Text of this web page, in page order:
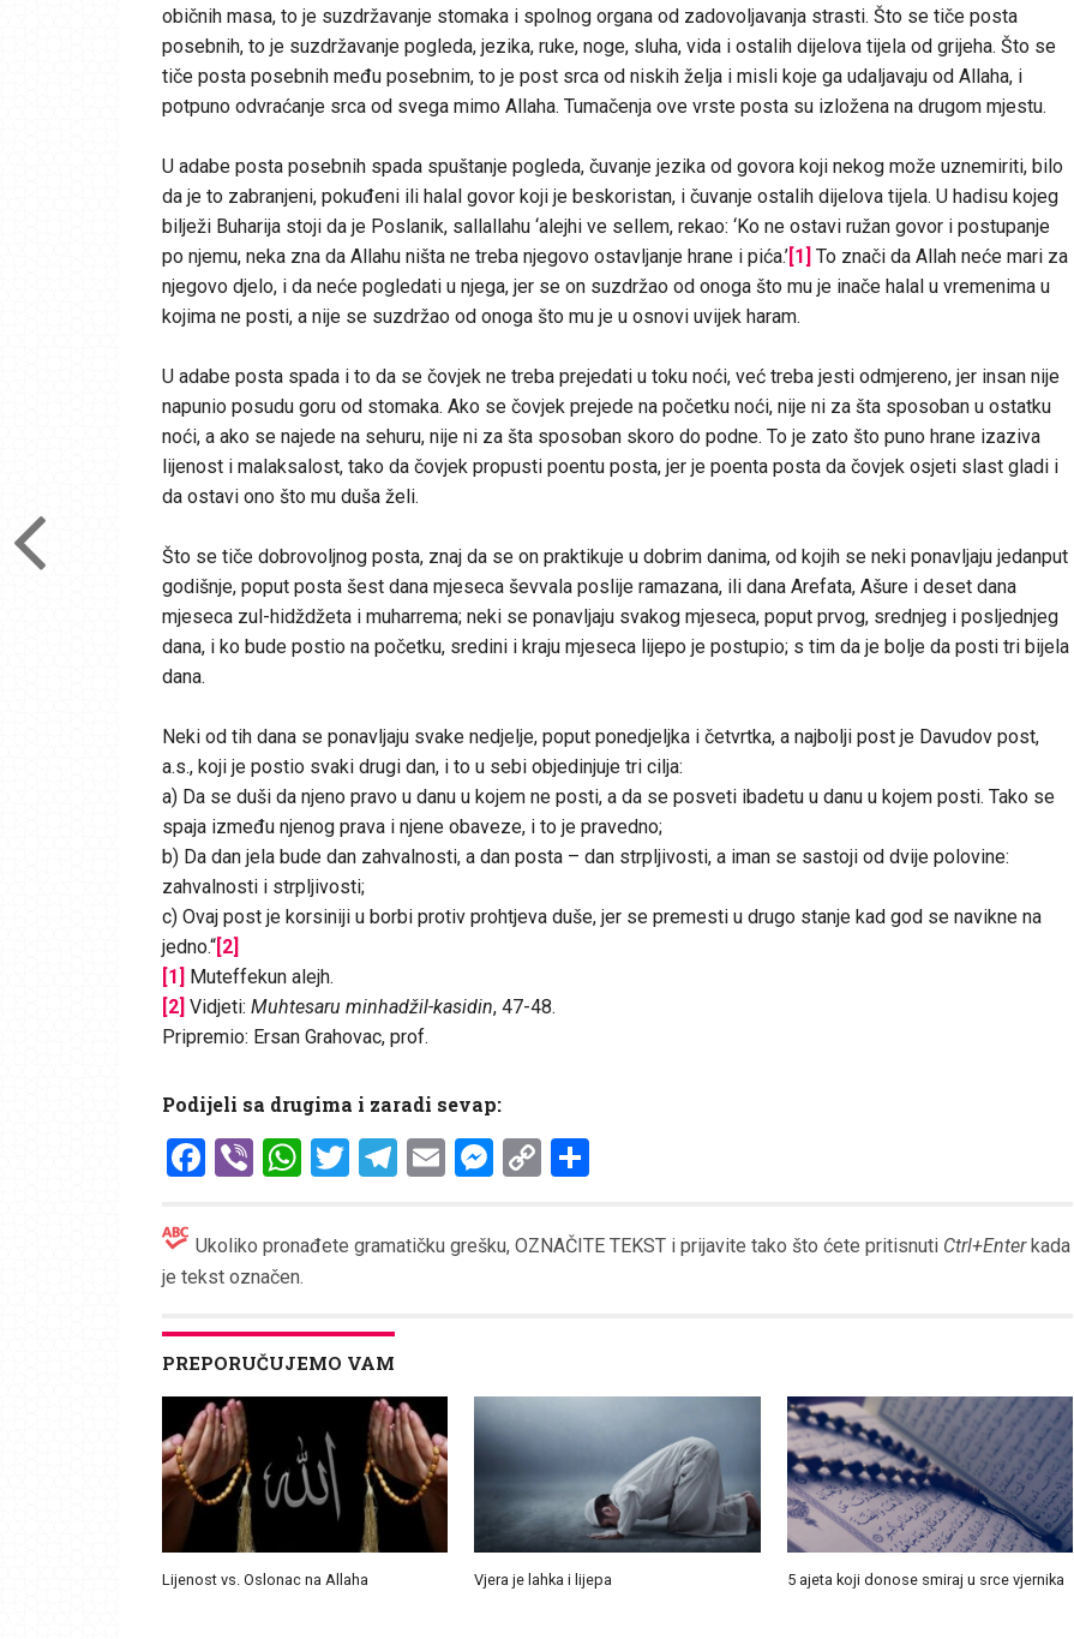
običnih masa, to je suzdržavanje stomaka i spolnog organa od zadovoljavanja strasti. Što se tiče posta
posebnih, to je suzdržavanje pogleda, jezika, ruke, noge, sluha, vida i ostalih dijelova tijela od grijeha. Što se
tiče posta posebnih među posebnim, to je post srca od niskih želja i misli koje ga udaljavaju od Allaha, i
potpuno odvraćanje srca od svega mimo Allaha. Tumačenja ove vrste posta su izložena na drugom mjestu.
U adabe posta posebnih spada spuštanje pogleda, čuvanje jezika od govora koji nekog može uznemiriti, bilo
da je to zabranjeni, pokuđeni ili halal govor koji je beskoristan, i čuvanje ostalih dijelova tijela. U hadisu kojeg
bilježi Buharija stoji da je Poslanik, sallallahu ‘alejhi ve sellem, rekao: ‘Ko ne ostavi ružan govor i postupanje
po njemu, neka zna da Allahu ništa ne treba njegovo ostavljanje hrane i pića.’[1] To znači da Allah neće mari za
njegovo djelo, i da neće pogledati u njega, jer se on suzdržao od onoga što mu je inače halal u vremenima u
kojima ne posti, a nije se suzdržao od onoga što mu je u osnovi uvijek haram.
U adabe posta spada i to da se čovjek ne treba prejedati u toku noći, već treba jesti odmjereno, jer insan nije
napunio posudu goru od stomaka. Ako se čovjek prejede na početku noći, nije ni za šta sposoban u ostatku
noći, a ako se najede na sehuru, nije ni za šta sposoban skoro do podne. To je zato što puno hrane izaziva
lijenost i malaksalost, tako da čovjek propusti poentu posta, jer je poenta posta da čovjek osjeti slast gladi i
da ostavi ono što mu duša želi.
Što se tiče dobrovoljnog posta, znaj da se on praktikuje u dobrim danima, od kojih se neki ponavljaju jedanput
godišnje, poput posta šest dana mjeseca ševvala poslije ramazana, ili dana Arefata, Ašure i deset dana
mjeseca zul-hidždžeta i muharrema; neki se ponavljaju svakog mjeseca, poput prvog, srednjeg i posljednjeg
dana, i ko bude postio na početku, sredini i kraju mjeseca lijepo je postupio; s tim da je bolje da posti tri bijela
dana.
Neki od tih dana se ponavljaju svake nedjelje, poput ponedjeljka i četvrtka, a najbolji post je Davudov post,
a.s., koji je postio svaki drugi dan, i to u sebi objedinjuje tri cilja:
a) Da se duši da njeno pravo u danu u kojem ne posti, a da se posveti ibadetu u danu u kojem posti. Tako se
spaja između njenog prava i njene obaveze, i to je pravedno;
b) Da dan jela bude dan zahvalnosti, a dan posta – dan strpljivosti, a iman se sastoji od dvije polovine:
zahvalnosti i strpljivosti;
c) Ovaj post je korsiniji u borbi protiv prohtjeva duše, jer se premesti u drugo stanje kad god se navikne na
jedno.“[2]
[1] Muteffekun alejh.
[2] Vidjeti: Muhtesaru minhadžil-kasidin, 47-48.
Pripremio: Ersan Grahovac, prof.
Podijeli sa drugima i zaradi sevap:
Facebook
ViberWhatsApp
Twitter
Telegram
EmailMessenger
CopyShare
Ukoliko pronađete gramatičku grešku, OZNAČITE TEKST i prijavite tako što ćete pritisnuti Ctrl+Enterkada
je tekst označen.
PREPORUČUJEMO VAM
Lijenost vs. Oslonac na Allaha Vjera je lahka i lijepa 5 ajeta koji donose smiraj u srce vjernika